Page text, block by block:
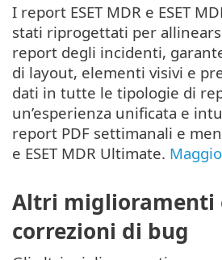
I report ESET MDR e ESET
stati riprogettati per
report degli incidenti,
di layout, elementi visivi e
dati in tutte le tipologie di
un’esperienza unificata e
report PDF settimanali e
e ESET MDR Ultimate.
Altri miglioramenti
correzioni di bug